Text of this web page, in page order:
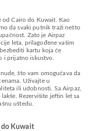
od Cairo do Kuwait. Kao
da svaki putnik traži nešto
Zato je Airpaz
leta, prilagođene vašim
kartu koja će
i prijatno iskustvo.
što vam omogućava da
Uživajte u
ili udobnosti. Sa Airpaz,
Rezervišite jeftin let sa
uštedu.
do Kuwait